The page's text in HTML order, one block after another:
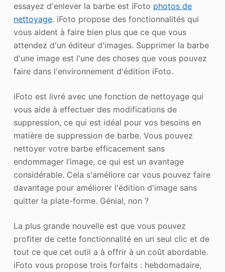
essayez d'enlever la barbe est iFoto photos de
nettoyage. iFoto propose des fonctionnalités qui
vous aident à faire bien plus que ce que vous
attendez d'un éditeur d'images. Supprimer la barbe
d'une image est l'une des choses que vous pouvez
faire dans l'environnement d'édition iFoto.
iFoto est livré avec une fonction de nettoyage qui
vous aide à effectuer des modifications de
suppression, ce qui est idéal pour vos besoins en
matière de suppression de barbe. Vous pouvez
nettoyer votre barbe efficacement sans
endommager l’image, ce qui est un avantage
considérable. Cela s'améliore car vous pouvez faire
davantage pour améliorer l'édition d'image sans
quitter la plate-forme. Génial, non ?
La plus grande nouvelle est que vous pouvez
profiter de cette fonctionnalité en un seul clic et de
tout ce que cet outil a à offrir à un coût abordable.
iFoto vous propose trois forfaits : hebdomadaire,